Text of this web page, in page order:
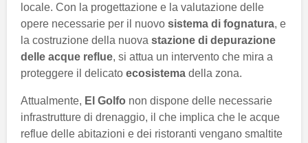
locale. Con la progettazione e la valutazione delle
opere necessarie per il nuovo sistema di fognatura, e
la costruzione della nuova stazione di depurazione
delle acque reflue, si attua un intervento che mira a
proteggere il delicato ecosistema della zona.
Attualmente, El Golfo non dispone delle necessarie
infrastrutture di drenaggio, il che implica che le acque
reflue delle abitazioni e dei ristoranti vengano smaltite